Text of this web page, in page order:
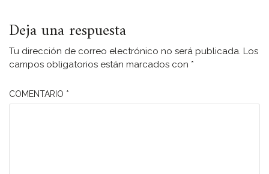
Deja una respuesta
Tu dirección de correo electrónico no será publicada. Los
campos obligatorios están marcados con *
COMENTARIO *